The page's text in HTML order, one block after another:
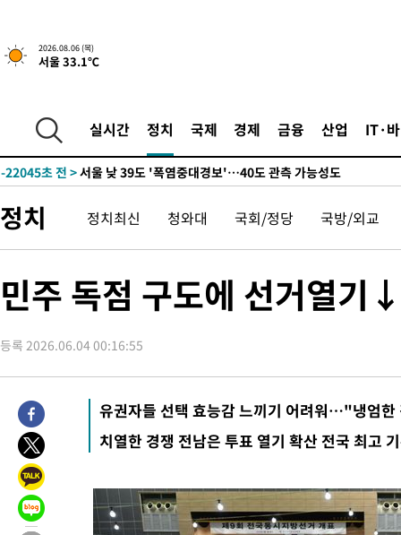
2026.08.06 (목)
서울 33.1℃
실시간 정치 국제 경제 금융 산업 IT·
-27097초 전 >서울 열대야 15일째 지속…비공식 '초열대야' 30도 넘어
-25664초 전 >[속보]코스닥, 2.15포인트(0.27%) 내린 797.44 출발
-22094초 전 >
6월 경상수지 497.3억 달러…두 달 연속 사상 최대
-22045초 전 >
-19407초 전 >미 워싱턴주 스포캔 시의 통제불능 3개 산불, 방화선 일부 구축
우 0.49%↑
-9935초 전 >
[속보] 이란 대통령 "지금 최고지도자와 소통하기가 매우 어려
1시간 전 >[속보] "이란-오만, 호르무즈 해협 통행 항로 합의" 이란 외무부 대
색
-30491초 전 >[속보]산업장관 "美무역법 제301조 과잉생산 결과 발표 8월
-29556초 전 >[속보]전남광주 초대 시민추천 부시장에 백승주·윤난실
-27117초 전 >서울 열대야 15일째 지속…비공식 '초열대야' 30도 넘어
-25684초 전 >
[속보]코스닥, 2.15포인트(0.27%) 내린 797.44 출발
-25667초 전 >
[속보]코스피, 119.51포인트(1.81%) 내린 6478.75 개장
-22114초 전 >
6월 경상수지 497.3억 달러…두 달 연속 사상 최대
-22065초 전 >
-19427초 전 >
미 워싱턴주 스포캔 시의 통제불능 3개 산불, 방화선 일부 구축
-11600초 전 >
[속보] 호르무즈 해협 이란-오만 협상 기대속 뉴욕증시 혼조 마
정치 정치최신 청와대 국회/정당 국방/외교
민주 독점 구도에 선거열
등록 2026.06.04 00:16:55
유권자들 선택 효능감 느끼기 어려워…"냉엄
치열한 경쟁 전남은 투표 열기 확산 전국 최고